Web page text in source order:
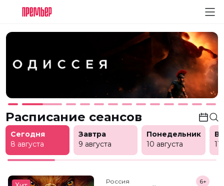
Расписание сеансов
Сегодня
8 августа
Завтра
9 августа
Понедельник
10 августа
11
Россия 6+